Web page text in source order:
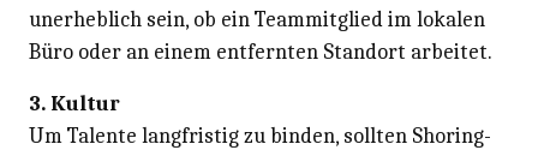
unerheblich sein, ob ein Teammitglied im lokalen
Büro oder an einem entfernten Standort arbeitet.
3. Kultur
Um Talente langfristig zu binden, sollten Shoring-